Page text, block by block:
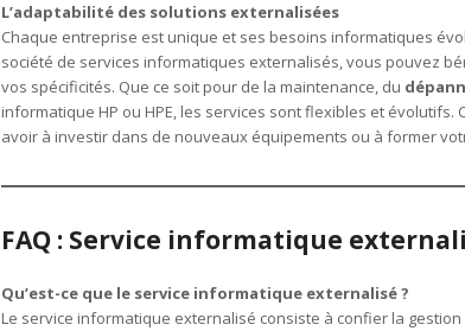
L’adaptabilité des solutions externalisées
Chaque entreprise est unique et ses besoins informatiques
société de services informatiques externalisés, vous pouvez
vos spécificités. Que ce soit pour de la maintenance, du
informatique HP ou HPE, les services sont flexibles et évolutifs.
avoir à investir dans de nouveaux équipements ou à former
FAQ : Service informatique
Qu’est-ce que le service informatique externalisé ?
Le service informatique externalisé consiste à confier la